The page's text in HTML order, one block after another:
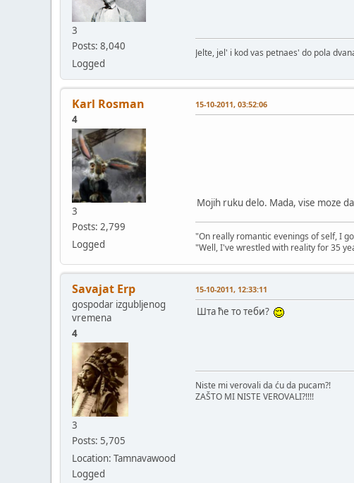
3
Posts: 8,040
Logged
Jelte, jel' i kod vas petnaes' do pola
Karl Rosman
4
3
Posts: 2,799
Logged
15-10-2011, 03:52:06
Mojih ruku delo. Mada, vise moze
"On really romantic evenings of self, I
"Well, I've wrestled with reality for 35
Savajat Erp
gospodar izgubljenog
vremena
4
3
Posts: 5,705
Location: Tamnavawood
Logged
15-10-2011, 12:33:11
Шта ће то теби?
Niste mi verovali da ću da pucam?!
ZAŠTO MI NISTE VEROVALI?!!!!